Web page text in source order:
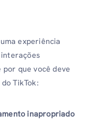
experiência
por que você deve
TikTok:
inapropriado